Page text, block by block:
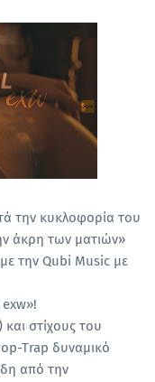
την κυκλοφορία του
άκρη των ματιών»
με την Qubi Music με
exw»!
στίχους του
Trap δυναμικό
από την